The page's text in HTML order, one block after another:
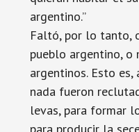
argentino.”
Faltó, por lo tanto,
pueblo argentino,
argentinos. Esto es,
nada fueron
levas, para formar